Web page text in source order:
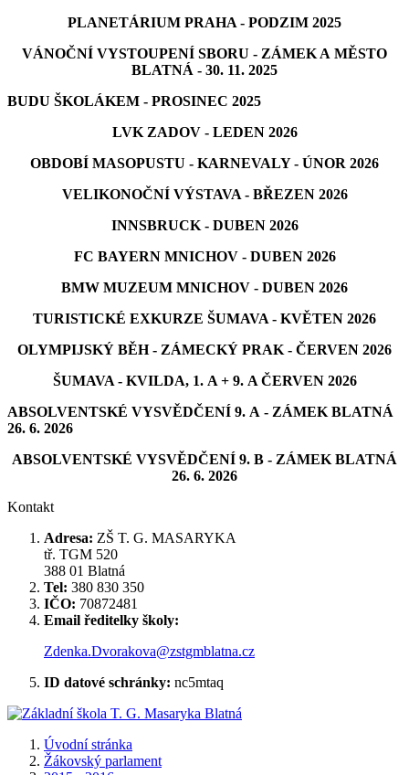
PLANETÁRIUM PRAHA - PODZIM 2025
VÁNOČNÍ VYSTOUPENÍ SBORU - ZÁMEK A MĚSTO
BLATNÁ - 30. 11. 2025
BUDU ŠKOLÁKEM - PROSINEC 2025
LVK ZADOV - LEDEN 2026
OBDOBÍ MASOPUSTU - KARNEVALY - ÚNOR 2026
VELIKONOČNÍ VÝSTAVA - BŘEZEN 2026
INNSBRUCK - DUBEN 2026
FC BAYERN MNICHOV - DUBEN 2026
BMW MUZEUM MNICHOV - DUBEN 2026
TURISTICKÉ EXKURZE ŠUMAVA - KVĚTEN 2026
OLYMPIJSKÝ BĚH - ZÁMECKÝ PRAK - ČERVEN 2026
ŠUMAVA - KVILDA, 1. A + 9. A ČERVEN 2026
ABSOLVENTSKÉ VYSVĚDČENÍ 9. A - ZÁMEK BLATNÁ
26. 6. 2026
ABSOLVENTSKÉ VYSVĚDČENÍ 9. B - ZÁMEK BLATNÁ
26. 6. 2026
Kontakt
Adresa: ZŠ T. G. MASARYKA
tř. TGM 520
388 01 Blatná
Tel: 380 830 350
IČO: 70872481
Email ředitelky školy:
Zdenka.Dvorakova@zstgmblatna.cz
ID datové schránky: nc5mtaq
Úvodní stránka
Žákovský parlament